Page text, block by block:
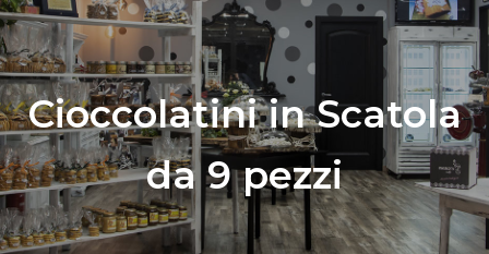
Cioccolatini in Scatola
da 9 pezzi